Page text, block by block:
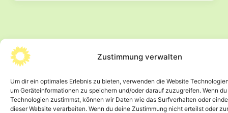
Zustimmung verwalten
Um dir ein optimales Erlebnis zu bieten, verwenden die Website
um Geräteinformationen zu speichern und/oder darauf zuzugreifen. Wenn
Technologien zustimmst, können wir Daten wie das Surfverhalten oder
dieser Website verarbeiten. Wenn du deine Zustimmung nicht erteilst oder
Bürgerbeteiligung
zum
Wiederherstellungsplan
© 2026 Wolfram Günther -Impressum-Datenschutz